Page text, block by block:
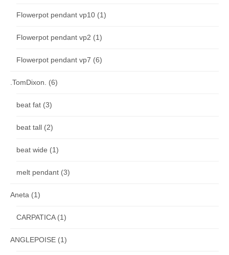
Flowerpot pendant vp10 (1)
Flowerpot pendant vp2 (1)
Flowerpot pendant vp7 (6)
.TomDixon. (6)
beat fat (3)
beat tall (2)
beat wide (1)
melt pendant (3)
Aneta (1)
CARPATICA(1)
ANGLEPOISE (1)